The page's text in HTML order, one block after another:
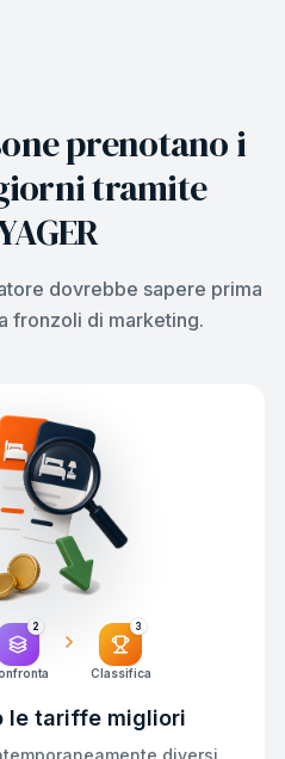
prenotano i
tramite
dovrebbe sapere prima
fronzoli di marketing.
2 3
Classifica
le tariffe migliori